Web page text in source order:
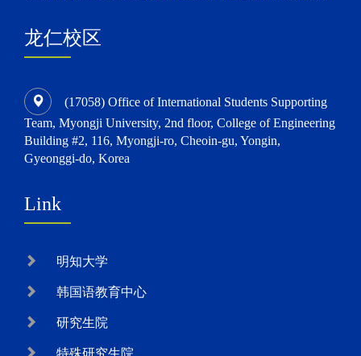
龙仁校区
(17058) Office of International Students Supporting
Team, Myongji University, 2nd floor, College of Engineering
Building #2, 116, Myongji-ro, Cheoin-gu, Yongin,
Gyeonggi-do, Korea
Link
明知大学
韩国语教育中心
研究生院
特殊研究生院